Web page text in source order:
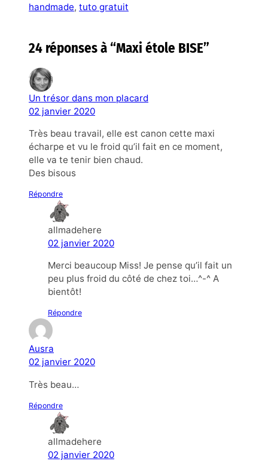
handmade, tuto gratuit
24 réponses à “Maxi étole BISE”
Un trésor dans mon placard
02 janvier 2020
Très beau travail, elle est canon cette maxi
écharpe et vu le froid qu’il fait en ce moment,
elle va te tenir bien chaud.
Des bisous
Répondre
allmadehere
02 janvier 2020
Merci beaucoup Miss! Je pense qu’il fait un
peu plus froid du côté de chez toi…^-^ A
bientôt!
Répondre
Ausra
02 janvier 2020
Très beau…
Répondre
allmadehere
02 janvier 2020